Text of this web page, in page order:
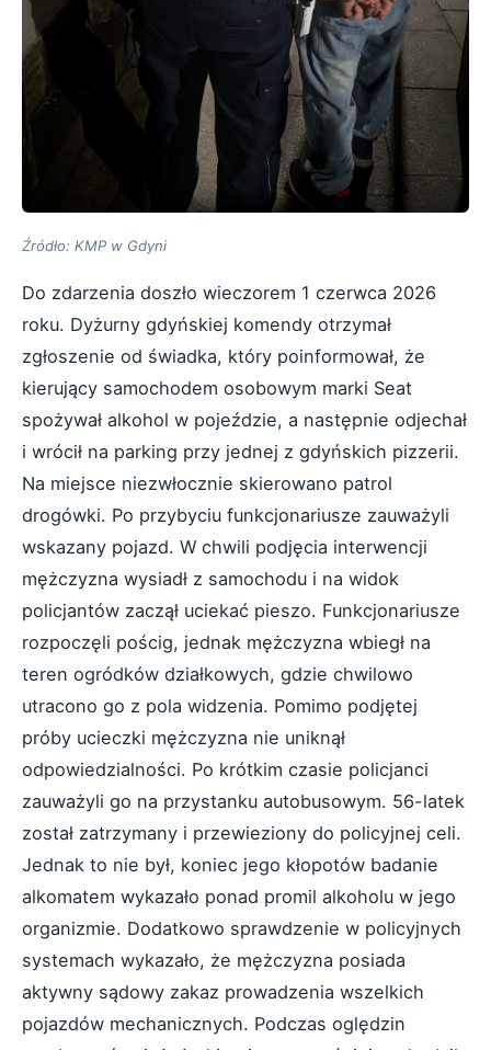
Źródło: KMP w Gdyni
Do zdarzenia doszło wieczorem 1 czerwca 2026
roku. Dyżurny gdyńskiej komendy otrzymał
zgłoszenie od świadka, który poinformował, że
kierujący samochodem osobowym marki Seat
spożywał alkohol w pojeździe, a następnie odjechał
i wrócił na parking przy jednej z gdyńskich pizzerii.
Na miejsce niezwłocznie skierowano patrol
drogówki. Po przybyciu funkcjonariusze zauważyli
wskazany pojazd. W chwili podjęcia interwencji
mężczyzna wysiadł z samochodu i na widok
policjantów zaczął uciekać pieszo. Funkcjonariusze
rozpoczęli pościg, jednak mężczyzna wbiegł na
teren ogródków działkowych, gdzie chwilowo
utracono go z pola widzenia. Pomimo podjętej
próby ucieczki mężczyzna nie uniknął
odpowiedzialności. Po krótkim czasie policjanci
zauważyli go na przystanku autobusowym. 56-latek
został zatrzymany i przewieziony do policyjnej celi.
Jednak to nie był, koniec jego kłopotów badanie
alkomatem wykazało ponad promil alkoholu w jego
organizmie. Dodatkowo sprawdzenie w policyjnych
systemach wykazało, że mężczyzna posiada
aktywny sądowy zakaz prowadzenia wszelkich
pojazdów mechanicznych. Podczas oględzin